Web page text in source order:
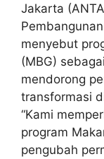
Jakarta
menyebut
(MBG)
mendorong
transformasi
“Kami
program
pengubah